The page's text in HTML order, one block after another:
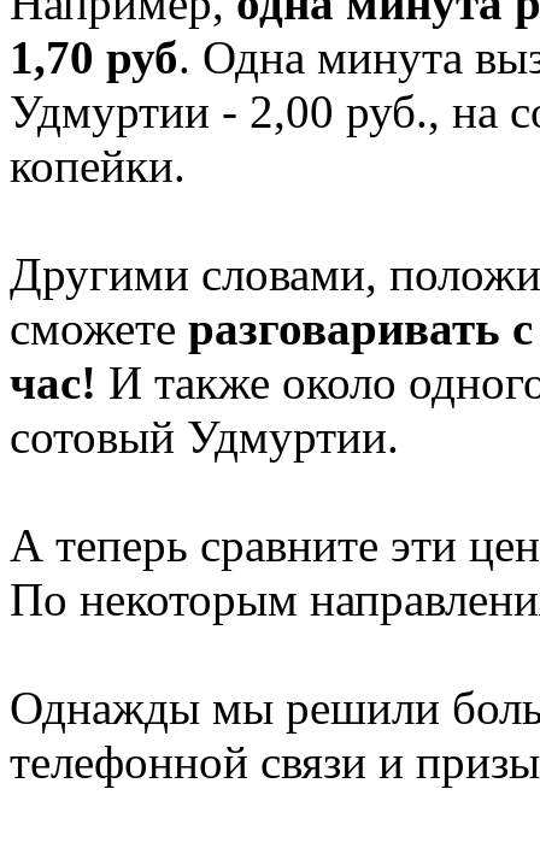
1,70 руб. Одна минута
Удмуртии - 2,00 руб., на
копейки.
Другими словами,
сможете разговаривать
час! И также около
сотовый Удмуртии.
А теперь сравните эти
По некоторым
Однажды мы решили
телефонной связи и